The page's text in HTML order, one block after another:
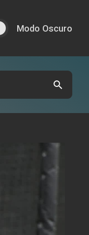
Modo Oscuro